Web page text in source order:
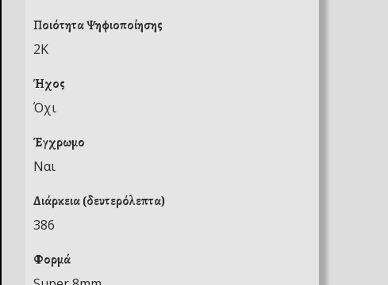
Ποιότητα Ψηφιοποίησης
2K
Ήχος
Όχι
Έγχρωμο
Ναι
Διάρκεια (δευτερόλεπτα)
386
Φορμά